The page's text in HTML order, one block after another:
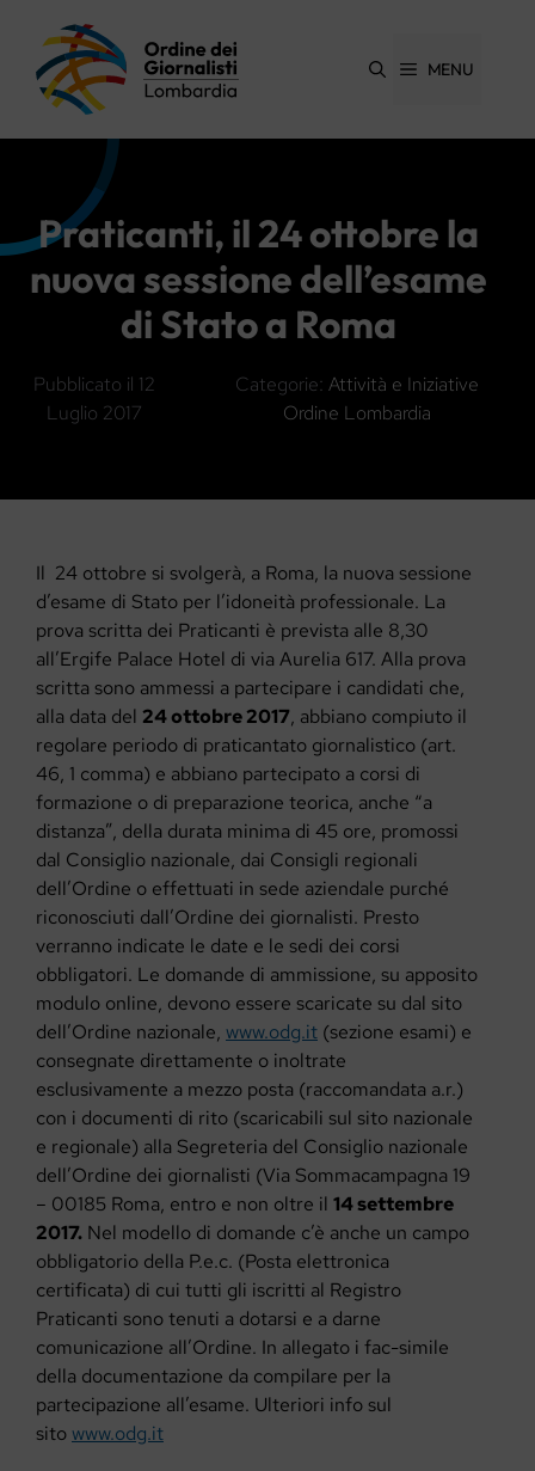
contenuto
MENU
Praticanti, il 24 ottobre la
nuova sessione dell’esame
di Stato a Roma
Pubblicato il 12
Luglio 2017
Categorie:Attività e Iniziative
Ordine Lombardia
Il 24 ottobre si svolgerà, a Roma, la nuova sessione
d’esame di Stato per l’idoneità professionale. La
prova scritta dei Praticanti è prevista alle 8,30
all’Ergife Palace Hotel di via Aurelia 617. Alla prova
scritta sono ammessi a partecipare i candidati che,
alla data del 24 ottobre 2017, abbiano compiuto il
regolare periodo di praticantato giornalistico (art.
46, 1 comma) e abbiano partecipato a corsi di
formazione o di preparazione teorica, anche “a
distanza”, della durata minima di 45 ore, promossi
dal Consiglio nazionale, dai Consigli regionali
dell’Ordine o effettuati in sede aziendale purché
riconosciuti dall’Ordine dei giornalisti. Presto
verranno indicate le date e le sedi dei corsi
obbligatori. Le domande di ammissione, su apposito
modulo online, devono essere scaricate su dal sito
dell’Ordine nazionale, www.odg.it (sezione esami) e
consegnate direttamente o inoltrate
esclusivamente a mezzo posta (raccomandata a.r.)
con i documenti di rito (scaricabili sul sito nazionale
e regionale) alla Segreteria del Consiglio nazionale
dell’Ordine dei giornalisti (Via Sommacampagna 19
– 00185 Roma, entro e non oltre il 14 settembre
2017. Nel modello di domande c’è anche un campo
obbligatorio della P.e.c. (Posta elettronica
certificata) di cui tutti gli iscritti al Registro
Praticanti sono tenuti a dotarsi e a darne
comunicazione all’Ordine. In allegato i fac-simile
della documentazione da compilare per la
partecipazione all’esame. Ulteriori info sul
sitowww.odg.it